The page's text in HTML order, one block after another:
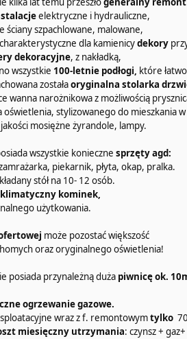
elektryczne i hydrauliczne,
ściany szpachlowane, malowane,
dla kamienicydekory
dekoracyjne, z nakładką,
wszystkie 100-letnie podłogi, które
zostałaoryginalna stolarka
wanna narożnikowa z możliwością
oświetlenia, stylizowanego do mieszkania
mosiężne żyrandole, lampy.
wszystkie koniecznesprzęty agd:
piekarnik, płyta, okap, pralka.
stół na 10- 12 osób.
klimatyczny kominek,
użytkowania.
może pozostać większość
oraz oryginalnego oświetlenia!
posiada przynależną duża piwnicę ok.
ogrzewanie gazowe.
wraz z f. remontowymtylko
miesięczny utrzymania: czynsz +